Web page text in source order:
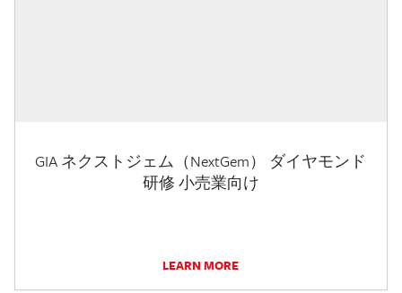
GIA ネクストジェム（NextGem） ダイヤモンド
研修 小売業向け
LEARN MORE